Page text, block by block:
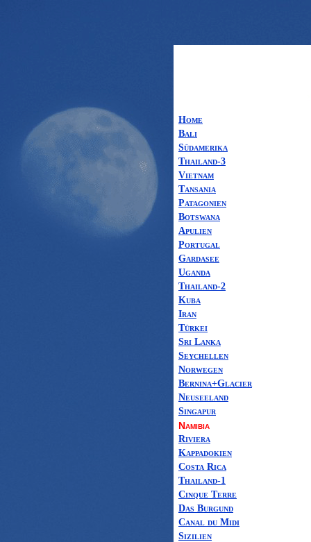
Home
Bali
Südamerika
Thailand-3
Vietnam
Tansania
Patagonien
Botswana
Apulien
Portugal
Gardasee
Uganda
Thailand-2
Kuba
Iran
Türkei
Sri Lanka
Seychellen
Norwegen
Bernina+Glacier
Neuseeland
Singapur
Namibia
Riviera
Kappadokien
Costa Rica
Thailand-1
Cinque Terre
Das Burgund
Canal du Midi
Sizilien